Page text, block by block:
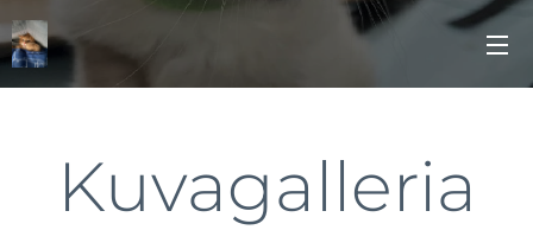
Kuvagalleria